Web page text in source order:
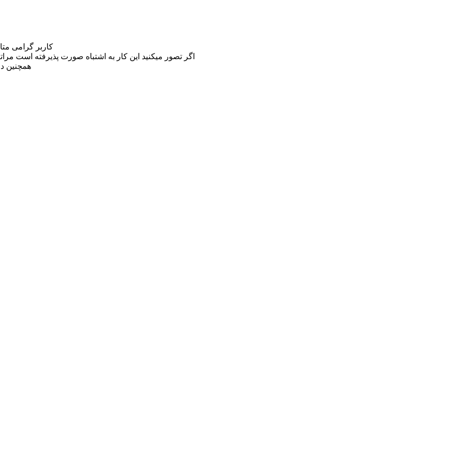
کاربر گرامی
اگر تصور میکنید این کار به اشتباه صورت پذیرفته است مراتب این مسئله را
همچنین